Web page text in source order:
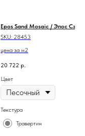
Epos Sand Mosaic / Эпос
SKU: 28453
цена за м2
20 722 р.
Цвет
Текстура
Травертин